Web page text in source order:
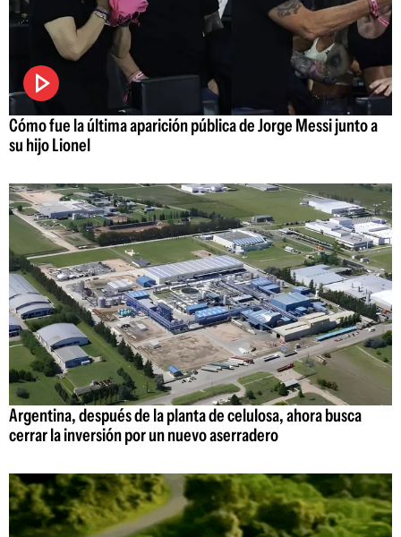
Cómo fue la última aparición pública de Jorge Messi junto a
su hijo Lionel
Argentina, después de la planta de celulosa, ahora busca
cerrar la inversión por un nuevo aserradero